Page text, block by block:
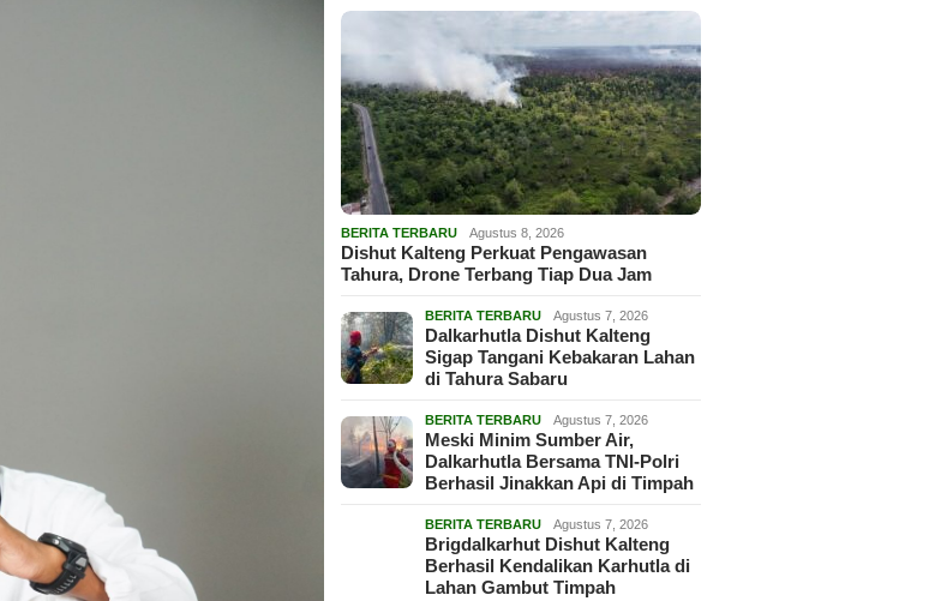
BERITA TERBARU Agustus 8, 2026
Dishut Kalteng Perkuat Pengawasan
Tahura, Drone Terbang Tiap Dua Jam
BERITA TERBARU Agustus 7, 2026
Dalkarhutla Dishut Kalteng
Sigap Tangani Kebakaran Lahan
di Tahura Sabaru
BERITA TERBARU Agustus 7, 2026
Meski Minim Sumber Air,
Dalkarhutla Bersama TNI-Polri
Berhasil Jinakkan Api di Timpah
BERITA TERBARU Agustus 7, 2026
Brigdalkarhut Dishut Kalteng
Berhasil Kendalikan Karhutla di
Lahan Gambut Timpah